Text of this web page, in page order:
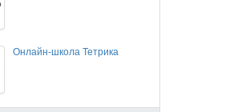
Онлайн-школа Тетрика